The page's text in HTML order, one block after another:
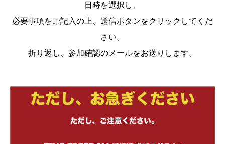
日時を選択し、
必要事項をご記入の上、送信ボタンをクリックしてくだ
さい。
折り返し、参加確認のメールをお送りします。